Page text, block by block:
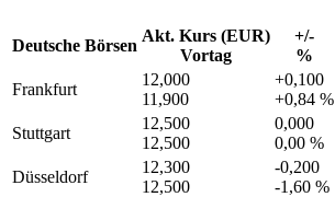
Deutsche Börsen
Akt. Kurs (EUR)
Vortag
+/-
%
Frankfurt
12,000
11,900
+0,100
+0,84 %
Stuttgart
12,500
12,500
0,000
0,00 %
Düsseldorf
12,300
12,500
-0,200
-1,60 %